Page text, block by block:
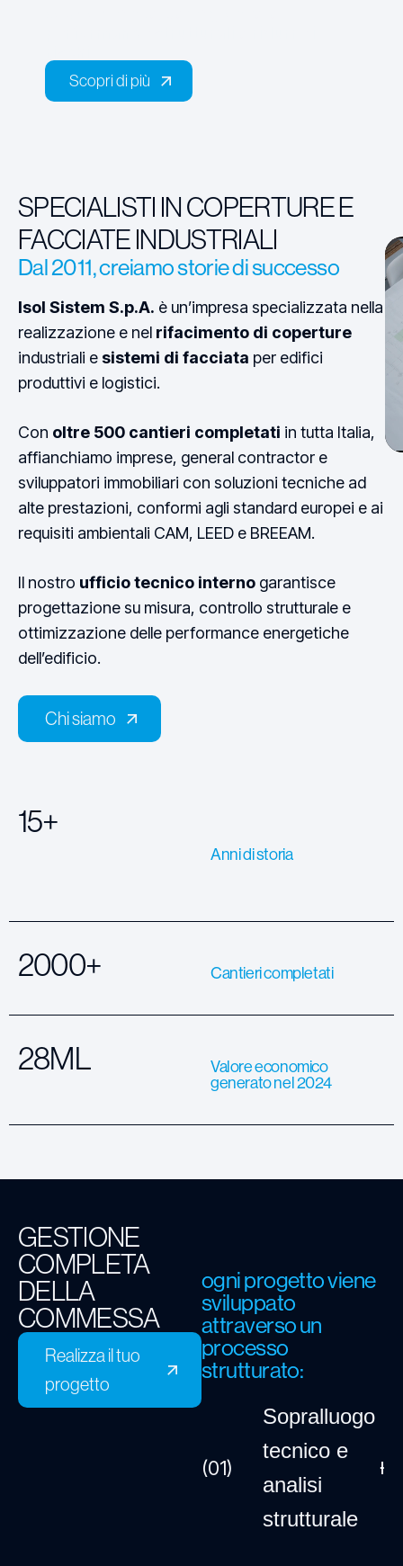
Scopri di più
SPECIALISTI IN COPERTURE E
FACCIATE INDUSTRIALI
Dal 2011, creiamo storie di successo
Isol Sistem S.p.A. è un’impresa specializzata nella
realizzazione e nel rifacimento di coperture
industriali e sistemi di facciata per edifici
produttivi e logistici.
Con oltre 500 cantieri completati in tutta Italia,
affianchiamo imprese, general contractor e
sviluppatori immobiliari con soluzioni tecniche ad
alte prestazioni, conformi agli standard europei e ai
requisiti ambientali CAM, LEED e BREEAM.
Il nostro ufficio tecnico interno garantisce
progettazione su misura, controllo strutturale e
ottimizzazione delle performance energetiche
dell’edificio.
Chi siamo
15+
Anni di storia
2000+ Cantieri completati
28ML
Valore economico
generato nel 2024
GESTIONE
COMPLETA
DELLA
COMMESSA
Realizza il tuo
progetto
ogni progetto viene
sviluppato
attraverso un
processo
strutturato:
(01)
Sopralluogo
tecnico e
analisi
strutturale